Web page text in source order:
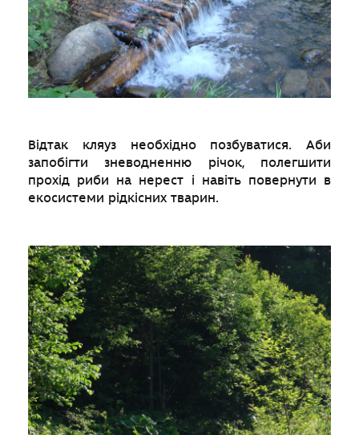
Відтак кляуз необхідно позбуватися. Аби
запобігти зневодненню річок, полегшити
прохід риби на нерест і навіть повернути в
екосистеми рідкісних тварин.